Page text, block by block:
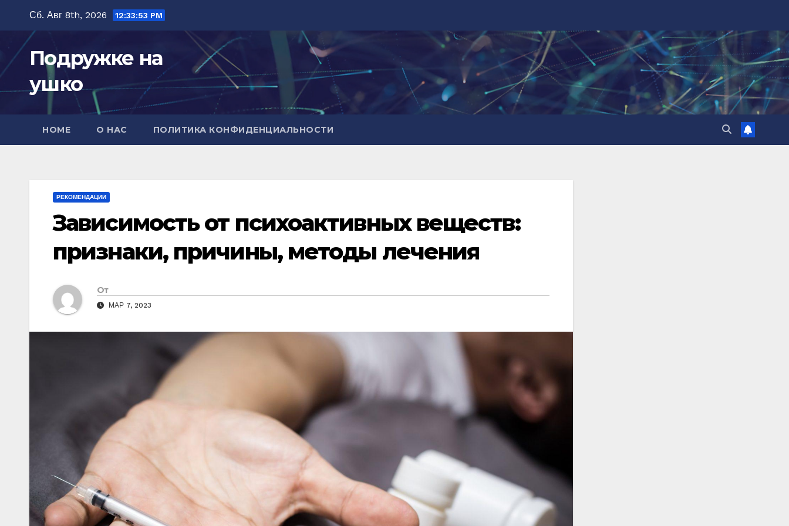
содержимому
Сб. Авг 8th, 2026 12:33:54 PM
Подружке на
ушко
HOME О НАС ПОЛИТИКА КОНФИДЕНЦИАЛЬНОСТИ
РЕКОМЕНДАЦИИ
Зависимость от психоактивных веществ:
признаки, причины, методы лечения
От
МАР 7, 2023